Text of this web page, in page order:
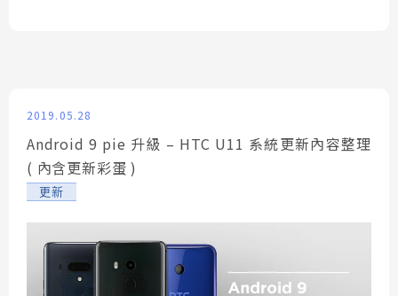
2019.05.28
Android 9 pie 升級 – HTC U11 系統更新內容整理
( 內含更新彩蛋 )
更新